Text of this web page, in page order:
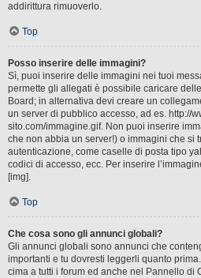
addirittura rimuoverlo.
Top
Posso inserire delle immagini?
Sì, puoi inserire delle immagini nei tuoi
permette gli allegati è possibile caricare
Board; in alternativa devi creare un
un server di pubblico accesso, ad es. http://
sito.com/immagine.gif. Non puoi inserire
che non abbia un server!) o immagini che si
autenticazione, come caselle di posta tipo
codici di accesso, ecc. Per inserire
[img].
Top
Che cosa sono gli annunci globali?
Gli annunci globali sono annunci che
importanti e tu dovresti leggerli quanto
cima a tutti i forum ed anche nel Pannello di